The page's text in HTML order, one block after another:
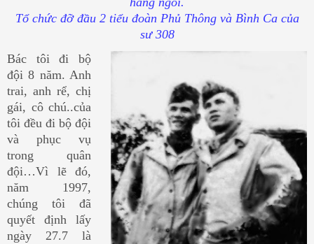
Tổ chức đỡ đầu 2 tiểu đoàn Phủ Thông và Bình Ca của
sư 308
Bác tôi đi bộ
đội 8 năm. Anh
trai, anh rể, chị
gái, cô chú..của
tôi đều đi bộ đội
và phục vụ
trong quân
đội…Vì lẽ đó,
năm 1997,
chúng tôi đã
quyết định lấy
ngày 27.7 là